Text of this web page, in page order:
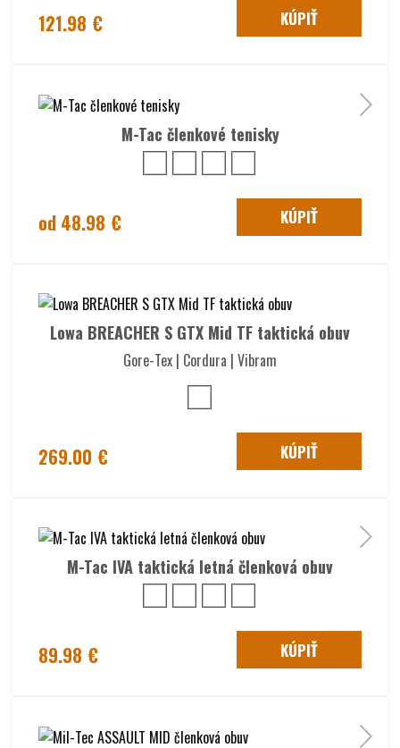
121.98 € KÚPIŤ
M-Tac členkové tenisky
od 48.98 € KÚPIŤ
Lowa BREACHER S GTX Mid TF taktická obuv
Gore-Tex | Cordura | Vibram
269.00 € KÚPIŤ
M-Tac IVA taktická letná členková obuv
89.98 € KÚPIŤ